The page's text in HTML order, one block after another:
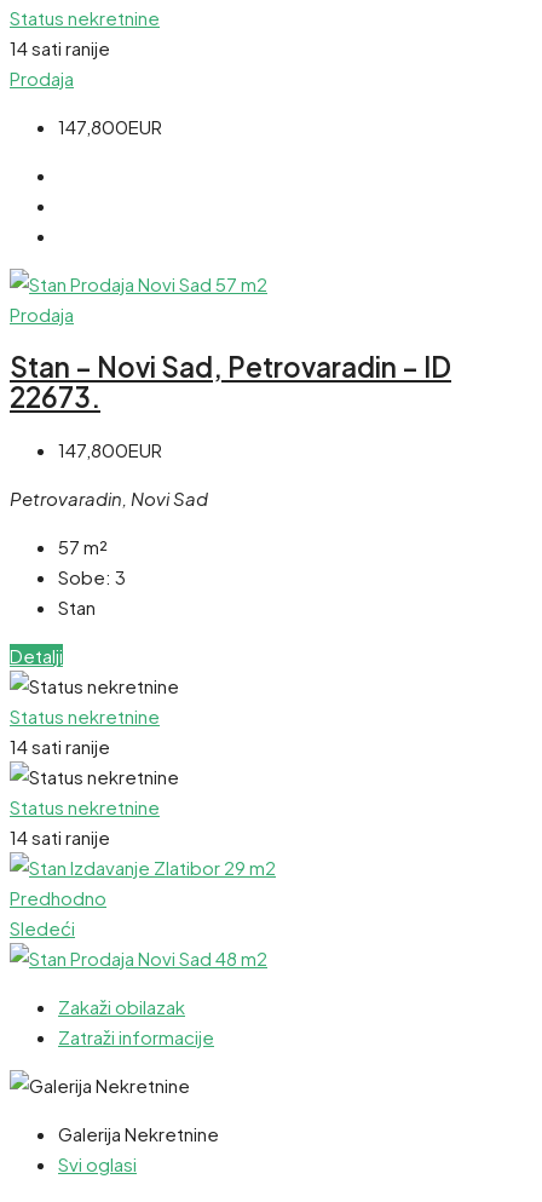
Status nekretnine
14 sati ranije
Prodaja
147,800EUR
Prodaja
Stan – Novi Sad, Petrovaradin – ID
22673.
147,800EUR
Petrovaradin, Novi Sad
57 m²
Sobe: 3
Stan
Detalji
Status nekretnine
14 sati ranije
Status nekretnine
14 sati ranije
Predhodno
Sledeći
Zakaži obilazak
Zatraži informacije
Galerija Nekretnine
Svi oglasi